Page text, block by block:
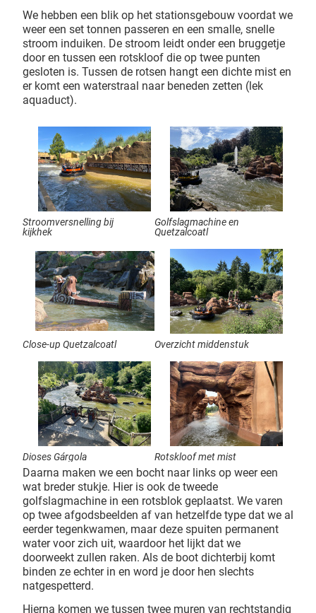
We hebben een blik op het stationsgebouw voordat we
weer een set tonnen passeren en een smalle, snelle
stroom induiken. De stroom leidt onder een bruggetje
door en tussen een rotskloof die op twee punten
gesloten is. Tussen de rotsen hangt een dichte mist en
er komt een waterstraal naar beneden zetten (lek
aquaduct).
Stroomversnelling bij
kijkhek
Golfslagmachine en
Quetzalcoatl
Close-up Quetzalcoatl Overzicht middenstuk
Dioses Gárgola Rotskloof met mist
Daarna maken we een bocht naar links op weer een
wat breder stukje. Hier is ook de tweede
golfslagmachine in een rotsblok geplaatst. We varen
op twee afgodsbeelden af van hetzelfde type dat we al
eerder tegenkwamen, maar deze spuiten permanent
water voor zich uit, waardoor het lijkt dat we
doorweekt zullen raken. Als de boot dichterbij komt
binden ze echter in en word je door hen slechts
natgespetterd.
Hierna komen we tussen twee muren van rechtstandig